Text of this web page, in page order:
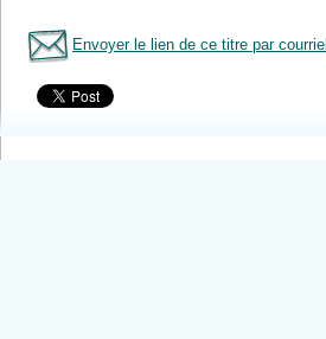
Envoyer le lien de ce titre par courriel.